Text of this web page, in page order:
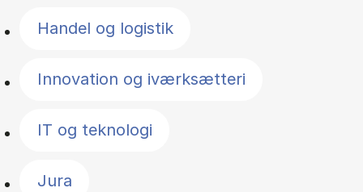
Handel og logistik
Innovation og iværksætteri
IT og teknologi
Jura